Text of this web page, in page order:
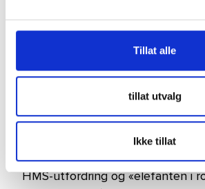
Tillat alle
tillat utvalg
Ikke tillat
Konflikter i bygg- og
anleggsbransjen: Den
relasjonelle risikoen
Lite fokus på relasjonell risiko,
trygghet og mellommenneskelig
i bygg- og anleggsprosjekter er
HMS-utfordring og «elefanten i